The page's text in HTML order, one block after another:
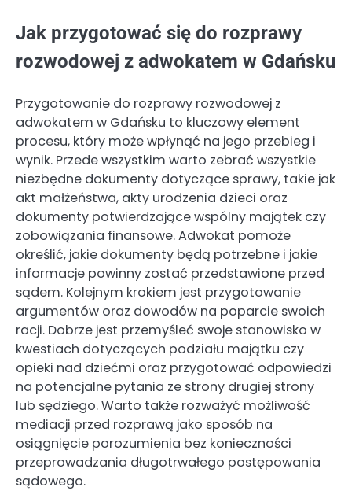
Jak przygotować się do rozprawy
rozwodowej z adwokatem w Gdańsku
Przygotowanie do rozprawy rozwodowej z
adwokatem w Gdańsku to kluczowy element
procesu, który może wpłynąć na jego przebieg i
wynik. Przede wszystkim warto zebrać wszystkie
niezbędne dokumenty dotyczące sprawy, takie jak
akt małżeństwa, akty urodzenia dzieci oraz
dokumenty potwierdzające wspólny majątek czy
zobowiązania finansowe. Adwokat pomoże
określić, jakie dokumenty będą potrzebne i jakie
informacje powinny zostać przedstawione przed
sądem. Kolejnym krokiem jest przygotowanie
argumentów oraz dowodów na poparcie swoich
racji. Dobrze jest przemyśleć swoje stanowisko w
kwestiach dotyczących podziału majątku czy
opieki nad dziećmi oraz przygotować odpowiedzi
na potencjalne pytania ze strony drugiej strony
lub sędziego. Warto także rozważyć możliwość
mediacji przed rozprawą jako sposób na
osiągnięcie porozumienia bez konieczności
przeprowadzania długotrwałego postępowania
sądowego.